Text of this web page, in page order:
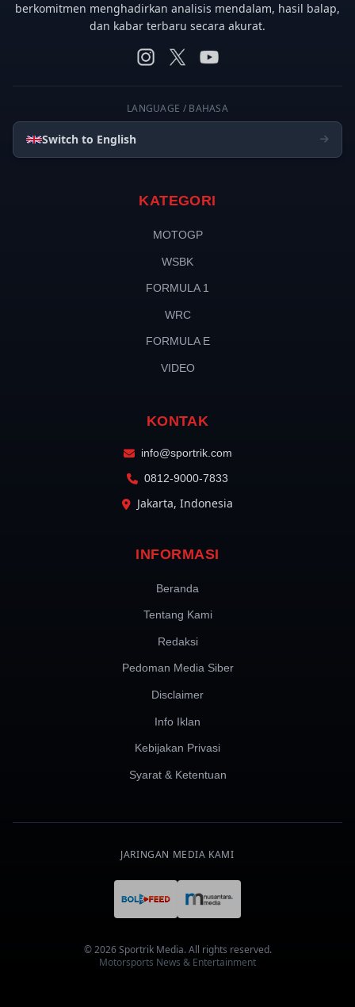
berkomitmen menghadirkan analisis mendalam, hasil balap,
dan kabar terbaru secara akurat.
LANGUAGE / BAHASA
Switch to English
KATEGORI
MOTOGP
WSBK
FORMULA 1
WRC
FORMULA E
VIDEO
KONTAK
info@sportrik.com
0812-9000-7833
Jakarta, Indonesia
INFORMASI
Beranda
Tentang Kami
Redaksi
Pedoman Media Siber
Disclaimer
Info Iklan
Kebijakan Privasi
Syarat & Ketentuan
JARINGAN MEDIA KAMI
© 2026 Sportrik Media. All rights reserved.
Motorsports News & Entertainment